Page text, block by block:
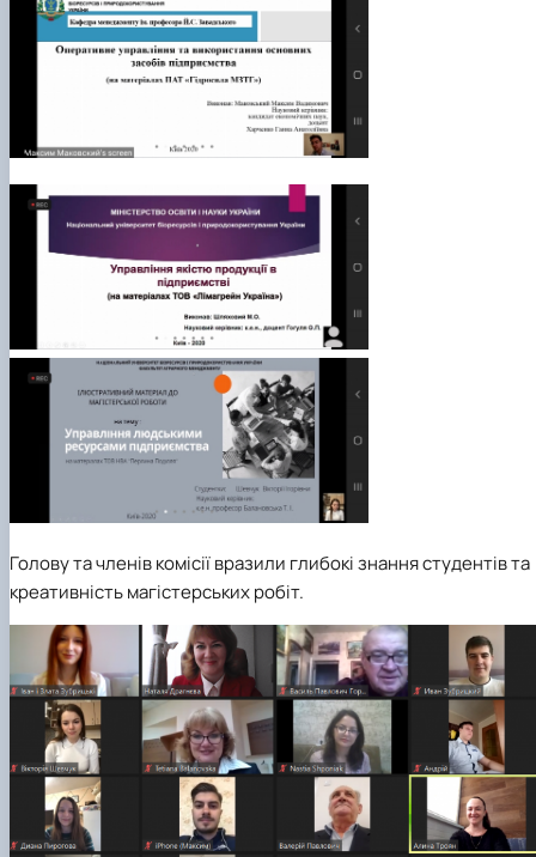
Голову та членів комісії вразили глибокі знання студентів та
креативність магістерських робіт.